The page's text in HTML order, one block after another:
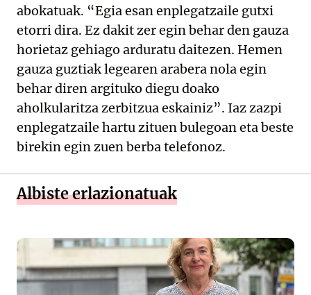
abokatuak. “Egia esan enplegatzaile gutxi
etorri dira. Ez dakit zer egin behar den gauza
horietaz gehiago arduratu daitezen. Hemen
gauza guztiak legearen arabera nola egin
behar diren argituko diegu doako
aholkularitza zerbitzua eskainiz”. Iaz zazpi
enplegatzaile hartu zituen bulegoan eta beste
birekin egin zuen berba telefonoz.
Albiste erlazionatuak